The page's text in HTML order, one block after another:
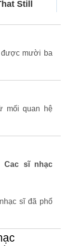
được mười ba
mối quan hệ
Cac sĩ nhạc
sĩ đã phổ